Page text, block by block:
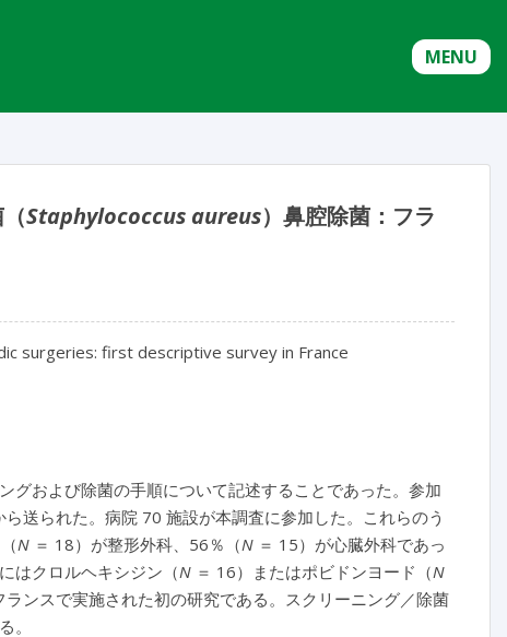
MENU
Staphylococcus aureus）鼻腔除菌：フラ
surgeries: first descriptive survey in France
グおよび除菌の手順について記述することであった。参加
送られた。病院 70 施設が本調査に参加した。これらのう
N ＝ 18）が整形外科、56％（N ＝ 15）が心臓外科であっ
はクロルヘキシジン（N ＝ 16）またはポビドンヨード（N
ンスで実施された初の研究である。スクリーニング／除菌
。